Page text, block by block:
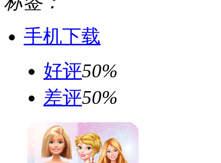
手机下载
好评50%
差评50%